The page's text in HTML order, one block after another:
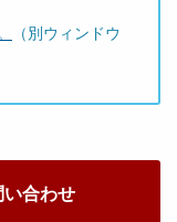
（別ウィンドウ
い合わせ